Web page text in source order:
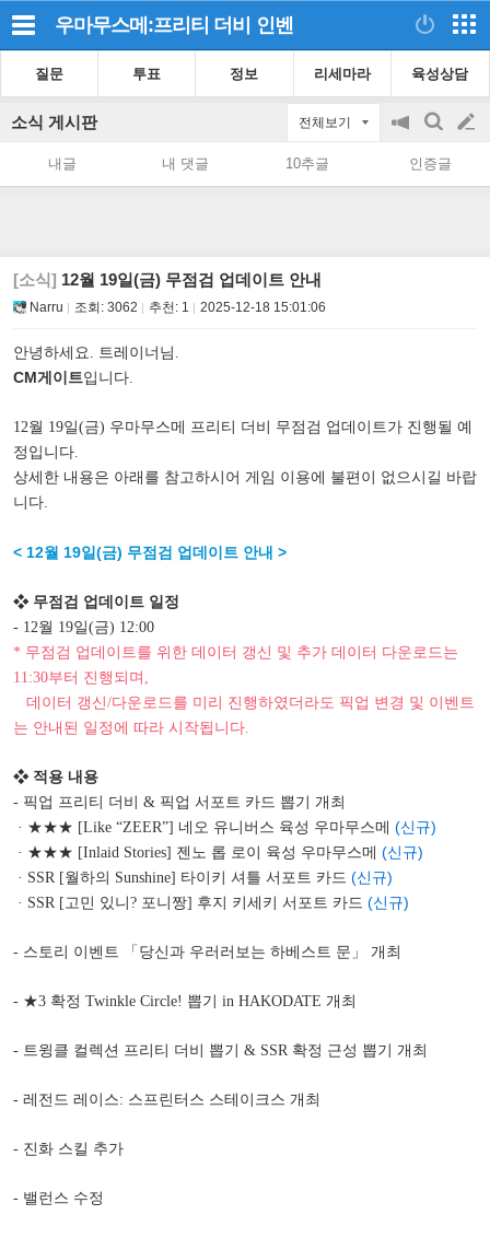
우마무스메:프리티 더비 인벤
질문 투표 정보 리세마라 육성상담
소식 게시판 전체보기
공
on/off
검
색
글
쓰
내글 내 댓글 10추글 인증글
[소식] 12월 19일(금) 무점검 업데이트 안내
Narru 조회: 3062 추천: 1 2025-12-18 15:01:06
안녕하세요. 트레이너님.
CM게이트입니다.
12월 19일(금) 우마무스메 프리티 더비 무점검 업데이트가 진행될 예
정입니다.
상세한 내용은 아래를 참고하시어 게임 이용에 불편이 없으시길 바랍
니다.
< 12월 19일(금) 무점검 업데이트 안내 >
❖ 무점검 업데이트 일정
- 12월 19일(금) 12:00
* 무점검 업데이트를 위한 데이터 갱신 및 추가 데이터 다운로드는
11:30부터 진행되며,
데이터 갱신/다운로드를 미리 진행하였더라도 픽업 변경 및 이벤트
는 안내된 일정에 따라 시작됩니다.
❖ 적용 내용
- 픽업 프리티 더비 & 픽업 서포트 카드 뽑기 개최
· ★★★ [Like “ZEER”] 네오 유니버스 육성 우마무스메 (신규)
· ★★★ [Inlaid Stories] 젠노 롭 로이 육성 우마무스메 (신규)
· SSR [월하의 Sunshine] 타이키 셔틀 서포트 카드 (신규)
· SSR [고민 있니? 포니짱] 후지 키세키 서포트 카드 (신규)
- 스토리 이벤트 「당신과 우러러보는 하베스트 문」 개최
- ★3 확정 Twinkle Circle! 뽑기 in HAKODATE 개최
- 트윙클 컬렉션 프리티 더비 뽑기 & SSR 확정 근성 뽑기 개최
- 레전드 레이스: 스프린터스 스테이크스 개최
- 진화 스킬 추가
- 밸런스 수정